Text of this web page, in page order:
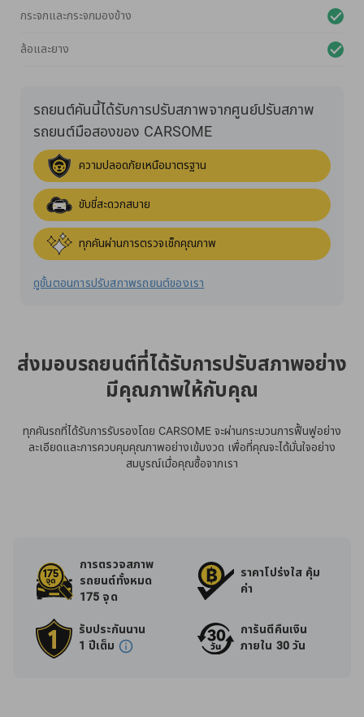
กระจกและกระจกมองข้าง
ล้อและยาง
รถยนต์คันนี้ได้รับการปรับสภาพจากศูนย์ปรับสภาพ
รถยนต์มือสองของ CARSOME
ความปลอดภัยเหนือมาตรฐาน
ขับขี่สะดวกสบาย
ทุกคันผ่านการตรวจเช็กคุณภาพ
ดูขั้นตอนการปรับสภาพรถยนต์ของเรา
ส่งมอบรถยนต์ที่ได้รับการปรับสภาพอย่าง
มีคุณภาพให้กับคุณ
ทุกคันรถที่ได้รับการรับรองโดย CARSOME จะผ่านกระบวนการฟื้นฟูอย่าง
ละเอียดและการควบคุมคุณภาพอย่างเข้มงวด เพื่อที่คุณจะได้มั่นใจอย่าง
สมบูรณ์เมื่อคุณซื้อจากเรา
การตรวจสภาพ
รถยนต์ทั้งหมด
175 จุด
ราคาโปร่งใส คุ้ม
ค่า
รับประกันนาน
1 ปีเต็ม
การันตีคืนเงิน
ภายใน 30 วัน